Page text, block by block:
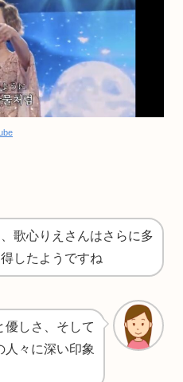
歌心りえさんはさらに多
したようですね
優しさ、そして
人々に深い印象